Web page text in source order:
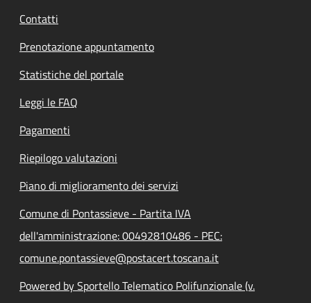
Contatti
Prenotazione appuntamento
Statistiche del portale
Leggi le FAQ
Pagamenti
Riepilogo valutazioni
Piano di miglioramento dei servizi
Comune di Pontassieve - Partita IVA
dell'amministrazione: 00492810486 - PEC:
comune.pontassieve@postacert.toscana.it
Powered by Sportello Telematico Polifunzionale (v.